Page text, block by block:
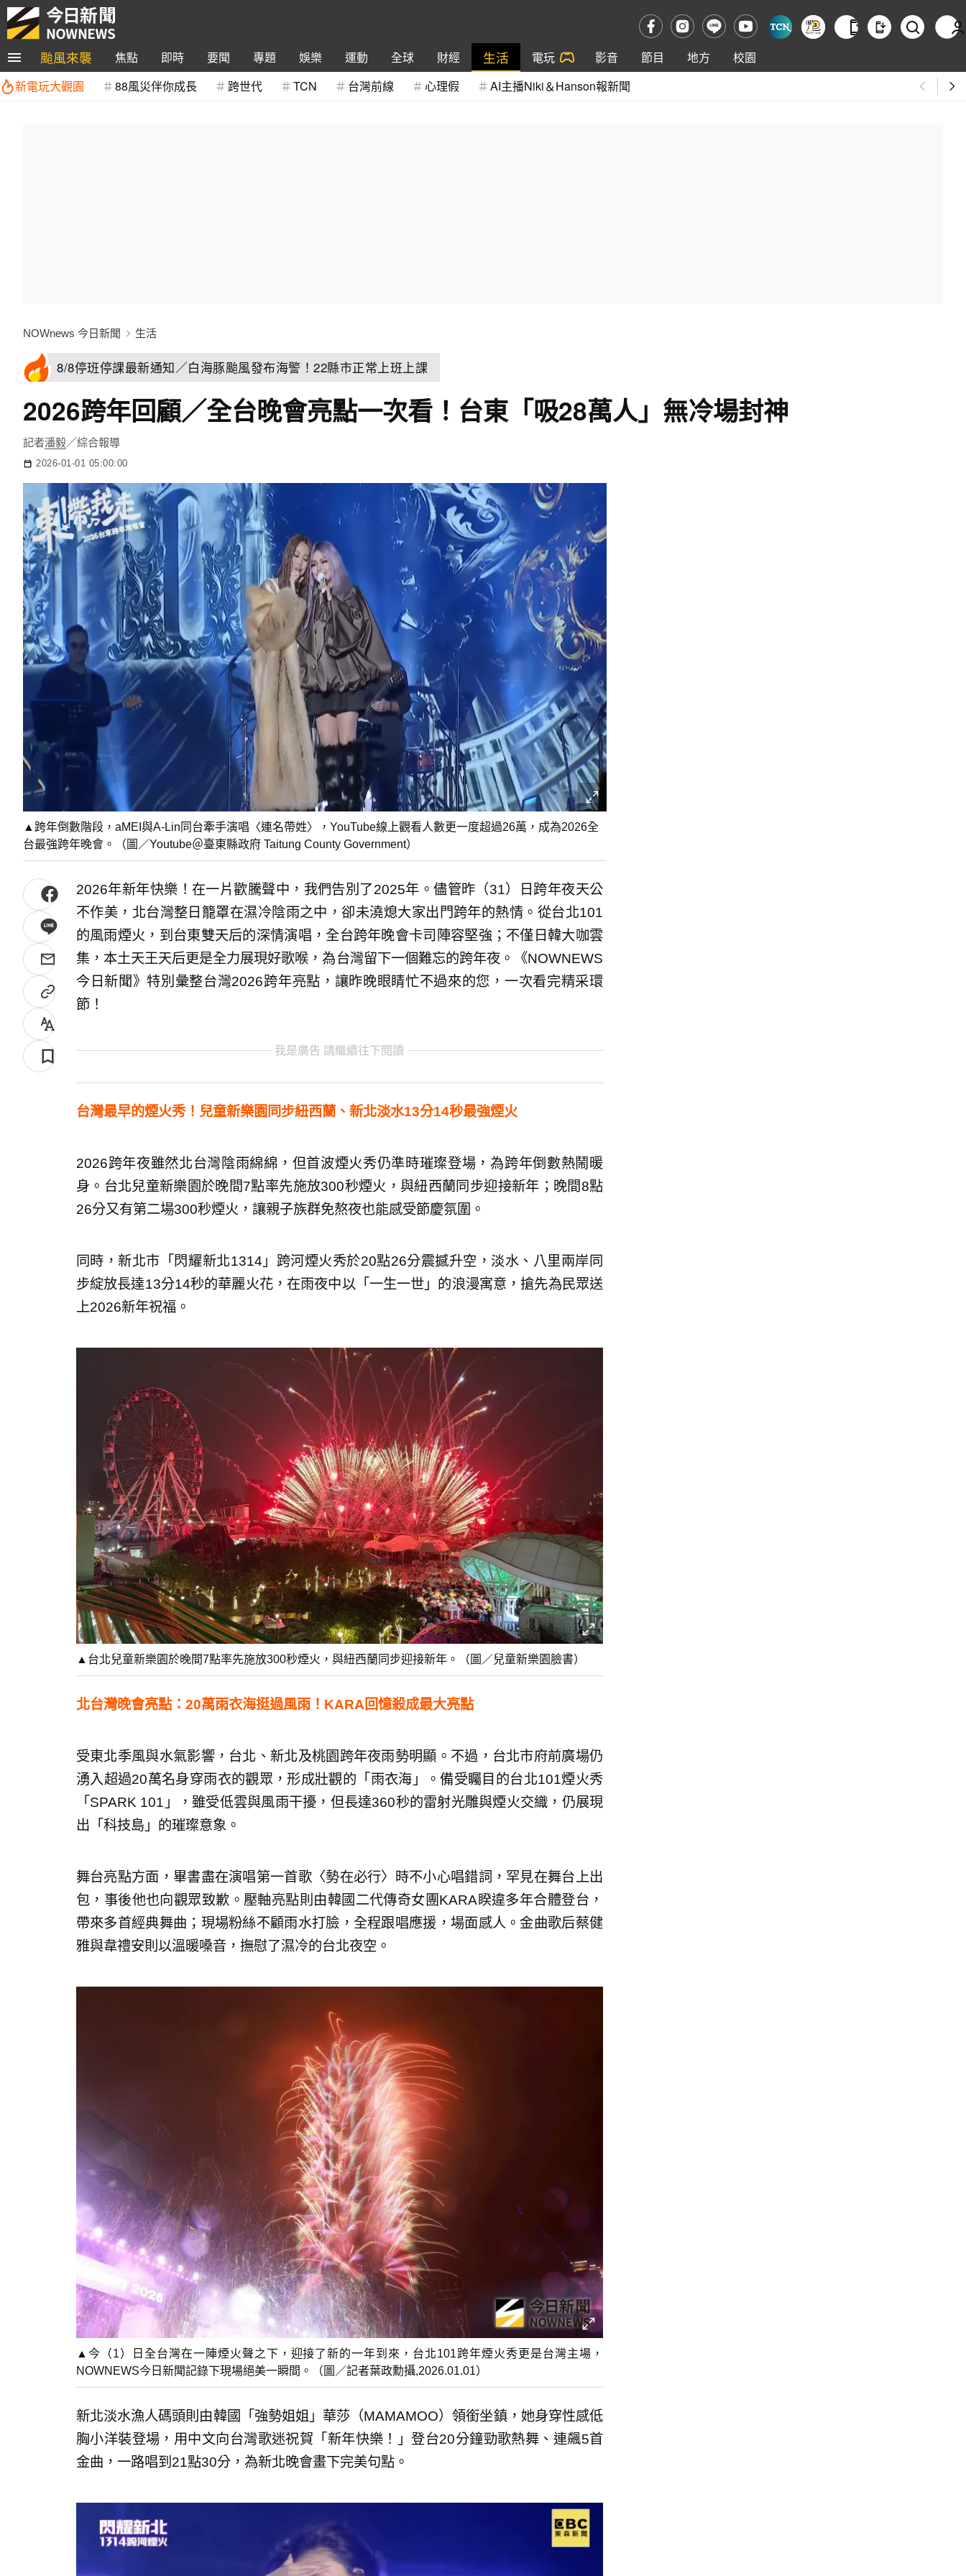
颱風來襲 焦點 即時 要聞 專題 娛樂 運動 全球 財經 生活 電玩 影音 節目 地方
校園
新電玩大觀園
88風災伴你成長 跨世代 TCN 台灣前線 心理假 AI主播Niki＆Hanson報新聞
NOWnews 今日新聞 生活
8/8停班停課最新通知／白海豚颱風發布海警！22縣市正常上班上課
2026跨年回顧／全台晚會亮點一次看！台東「吸28萬人」無冷場封神
記者潘毅／綜合報導
2026-01-01 05:00:00
▲跨年倒數階段，aMEI與A-Lin同台牽手演唱〈連名帶姓〉，YouTube線上觀看人數更一度超過26萬，成為2026全
台最強跨年晚會。（圖／Youtube＠臺東縣政府 Taitung County Government）
2026年新年快樂！在一片歡騰聲中，我們告別了2025年。儘管昨（31）日跨年夜天公
不作美，北台灣整日籠罩在濕冷陰雨之中，卻未澆熄大家出門跨年的熱情。從台北101
的風雨煙火，到台東雙天后的深情演唱，全台跨年晚會卡司陣容堅強；不僅日韓大咖雲
集，本土天王天后更是全力展現好歌喉，為台灣留下一個難忘的跨年夜。《NOWNEWS
今日新聞》特別彙整台灣2026跨年亮點，讓昨晚眼睛忙不過來的您，一次看完精采環
節！
我是廣告 請繼續往下閱讀
台灣最早的煙火秀！兒童新樂園同步紐西蘭、新北淡水13分14秒最強煙火
2026跨年夜雖然北台灣陰雨綿綿，但首波煙火秀仍準時璀璨登場，為跨年倒數熱鬧暖
身。台北兒童新樂園於晚間7點率先施放300秒煙火，與紐西蘭同步迎接新年；晚間8點
26分又有第二場300秒煙火，讓親子族群免熬夜也能感受節慶氛圍。
同時，新北市「閃耀新北1314」跨河煙火秀於20點26分震撼升空，淡水、八里兩岸同
步綻放長達13分14秒的華麗火花，在雨夜中以「一生一世」的浪漫寓意，搶先為民眾送
上2026新年祝福。
▲台北兒童新樂園於晚間7點率先施放300秒煙火，與紐西蘭同步迎接新年。（圖／兒童新樂園臉書）
北台灣晚會亮點：20萬雨衣海挺過風雨！KARA回憶殺成最大亮點
受東北季風與水氣影響，台北、新北及桃園跨年夜雨勢明顯。不過，台北市府前廣場仍
湧入超過20萬名身穿雨衣的觀眾，形成壯觀的「雨衣海」。備受矚目的台北101煙火秀
「SPARK 101」，雖受低雲與風雨干擾，但長達360秒的雷射光雕與煙火交織，仍展現
出「科技島」的璀璨意象。
舞台亮點方面，畢書盡在演唱第一首歌〈勢在必行〉時不小心唱錯詞，罕見在舞台上出
包，事後他也向觀眾致歉。壓軸亮點則由韓國二代傳奇女團KARA睽違多年合體登台，
帶來多首經典舞曲；現場粉絲不顧雨水打臉，全程跟唱應援，場面感人。金曲歌后蔡健
雅與韋禮安則以溫暖嗓音，撫慰了濕冷的台北夜空。
▲今（1）日全台灣在一陣煙火聲之下，迎接了新的一年到來，台北101跨年煙火秀更是台灣主場，
NOWNEWS今日新聞記錄下現場絕美一瞬間。（圖／記者葉政勳攝,2026.01.01）
新北淡水漁人碼頭則由韓國「強勢姐姐」華莎（MAMAMOO）領銜坐鎮，她身穿性感低
胸小洋裝登場，用中文向台灣歌迷祝賀「新年快樂！」登台20分鐘勁歌熱舞、連飆5首
金曲，一路唱到21點30分，為新北晚會畫下完美句點。